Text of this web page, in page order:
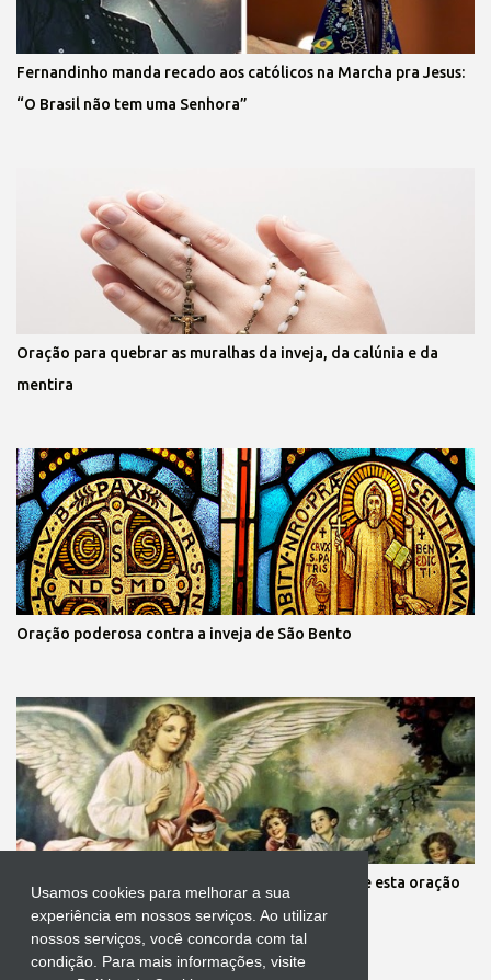
Usamos cookies para melhorar a sua
experiência em nossos serviços. Ao utilizar
nossos serviços, você concorda com tal
condição. Para mais informações, visite
Fernandinho manda recado aos católicos na Marcha pra Jesus:
“O Brasil não tem uma Senhora”
Oração para quebrar as muralhas da inveja, da calúnia e da
mentira
Oração poderosa contra a inveja de São Bento
Mãe, você está preocupada com seus filhos? Reze esta oração
aos anjos da guarda deles